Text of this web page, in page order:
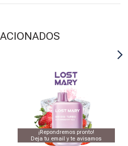
¡Repondremos pronto!
Deja tu email y te avisamos